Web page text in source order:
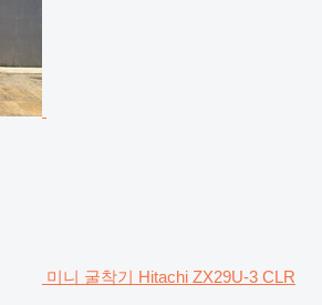
미니 굴착기 Hitachi ZX29U-3 CLR